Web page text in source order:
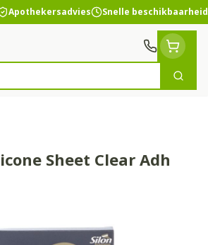
Apothekersadvies Snelle beschikbaarheid
Zoek
Sheet Clear Adh